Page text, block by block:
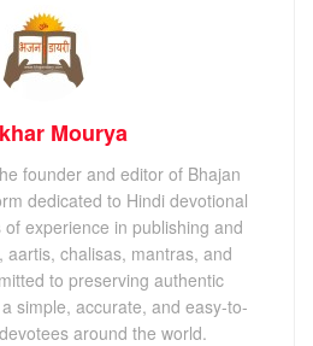
Mourya
founder and editor of Bhajan
dedicated to Hindi devotional
experience in publishing and
aartis, chalisas, mantras, and
to preserving authentic
simple, accurate, and easy-to-
around the world.